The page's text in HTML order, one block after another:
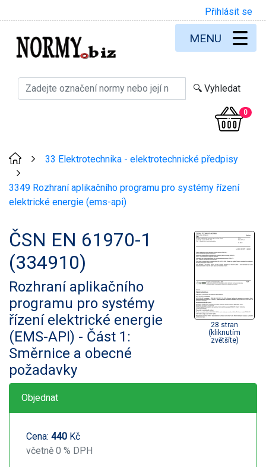
Přihlásit se
0
MENU
33 Elektrotechnika - elektrotechnické předpisy
3349 Rozhraní aplikačního programu pro systémy řízení
elektrické energie (ems-api)
ČSN EN 61970-1
(334910)
Rozhraní aplikačního
programu pro systémy
řízení elektrické energie
(EMS-API) - Část 1:
Směrnice a obecné
požadavky
28 stran
(kliknutím
zvětšíte)
Objednat
Cena: 440 Kč
včetně 0 % DPH